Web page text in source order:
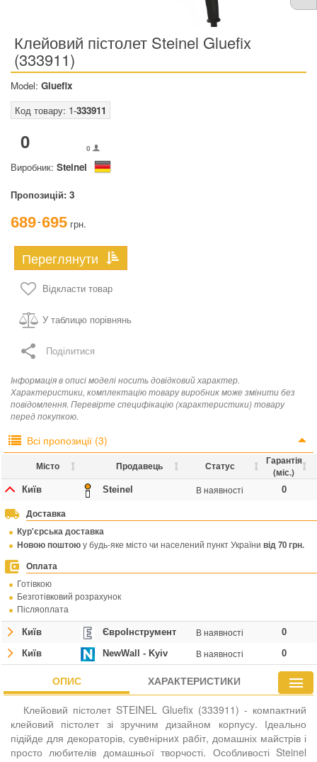
Клейовий пістолет Steinel Gluefix
(333911)
Model: Gluefix
Код товару: 1-333911
0 0
Виробник: Steinel
Пропозицій: 3
689¯695 грн.
Переглянути
Відкласти товар
У таблицю порівнянь
Поділитися
Інформація в описі моделі носить довідковий характер.
Характеристики, комплектацію товару виробник може змінити без
повідомлення. Перевірте специфікацію (характеристики) товару
перед покупкою.
Всі пропозиції (3)
Місто Продавець Статус
Гарантія
(міс.)
Київ Steinel В наявності 0
Доставка
Кур'єрська доставка
Новою поштоюу будь-яке місто чи населений пункт України від 70 грн.
Оплата
Готівкою
Безготівковий розрахунок
Післяоплата
Київ ЄвроІнструмент В наявності
0
Київ
NewWall - Kyiv В наявності 0
ОПИС ХАРАКТЕРИСТИКИ
Клейовий пістолет STEINEL Gluefix (333911) - компактний
клейовий пістолет зі зручним дизайном корпусу. Ідеально
підійде для декораторів, сувeнірниx рaбіт, домашніх майстрів і
просто любителів домашньої творчості. Особливості Steinel